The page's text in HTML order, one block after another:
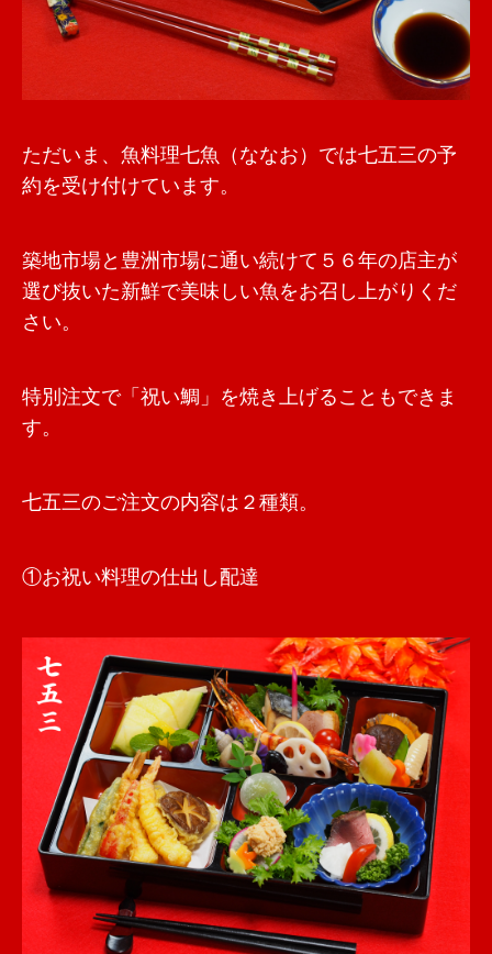
ただいま、魚料理七魚（ななお）では七五三の予
約を受け付けています。
築地市場と豊洲市場に通い続けて５６年の店主が
選び抜いた新鮮で美味しい魚をお召し上がりくだ
さい。
特別注文で「祝い鯛」を焼き上げることもできま
す。
七五三のご注文の内容は２種類。
①お祝い料理の仕出し配達